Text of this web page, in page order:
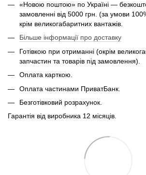
«Новою поштою» по Україні —
замовленні від 5000 грн. (за умови
крім великогабаритних вантажів.
Більше інформації про доставку
Готівкою при отриманні (окрім
запчастин та товарів під замовлення).
Оплата карткою.
Оплата частинами ПриватБанк.
Безготівковий розрахунок.
Гарантія від виробника 12 місяців.